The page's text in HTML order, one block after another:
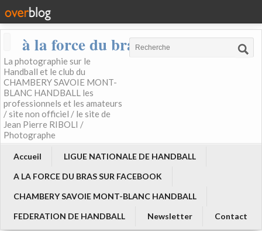
à la force du bras
La photographie sur le
Handball et le club du
CHAMBERY SAVOIE MONT-
BLANC HANDBALL les
professionnels et les amateurs
/ site non officiel / le site de
Jean Pierre RIBOLI /
Photographe
Accueil
LIGUE NATIONALE DE HANDBALL
A LA FORCE DU BRAS SUR FACEBOOK
CHAMBERY SAVOIE MONT-BLANC HANDBALL
FEDERATION DE HANDBALL
Newsletter Contact